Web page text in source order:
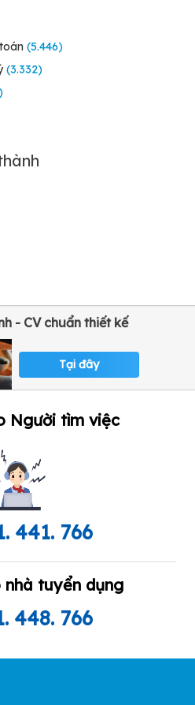
(5.446)
(3.332)
- CV chuẩn thiết kế
Tại đây
Người tìm việc
441. 766
nhà tuyển dụng
448. 766